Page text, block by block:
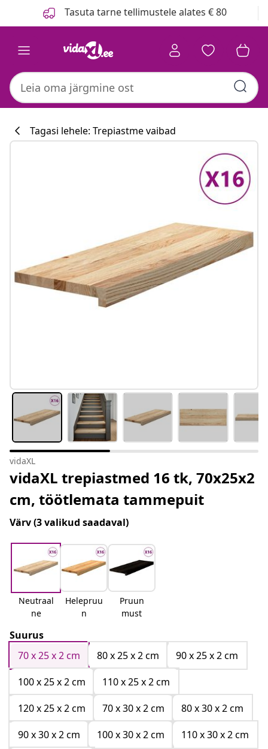
Tasuta tarne tellimustele alates € 80
Tagasi lehele: Trepiastme vaibad
vidaXL
vidaXL trepiastmed 16 tk, 70x25x2
cm, töötlemata tammepuit
Värv(3 valikud saadaval)
Neutraal
ne
Helepruu
n
Pruun
must
Suurus
70 x 25 x 2 cm
80 x 25 x 2 cm
90 x 25 x 2 cm
100 x 25 x 2 cm
110 x 25 x 2 cm
120 x 25 x 2 cm
70 x 30 x 2 cm
80 x 30 x 2 cm
90 x 30 x 2 cm
100 x 30 x 2 cm
110 x 30 x 2 cm